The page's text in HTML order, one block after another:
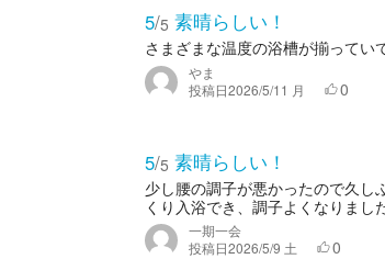
5/5 素晴らしい！
さまざまな温度の浴槽が揃ってい
やま
投稿日2026/5/11 月 0
5/5 素晴らしい！
少し腰の調子が悪かったので久
くり入浴でき、調子よくなりまし
一期一会
投稿日2026/5/9 土 0